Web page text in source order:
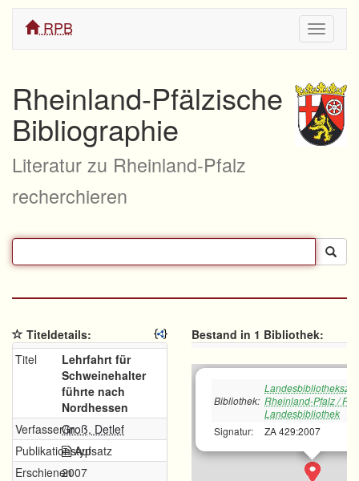
ein/
RPB
Rheinland-Pfälzische
Bibliographie
Literatur zu Rheinland-Pfalz
recherchieren
Titeldetails:
Titel
Lehrfahrt für
Schweinehalter
führte nach
Nordhessen
Verfasser/inGroß, Detlef
PublikationstypAufsatz
Erschienen2007
Bestand in 1 Bibliothek:
Bibliothek: Rheinland-Pfalz /
Landesbibliothek
Signatur:
ZA 429:2007